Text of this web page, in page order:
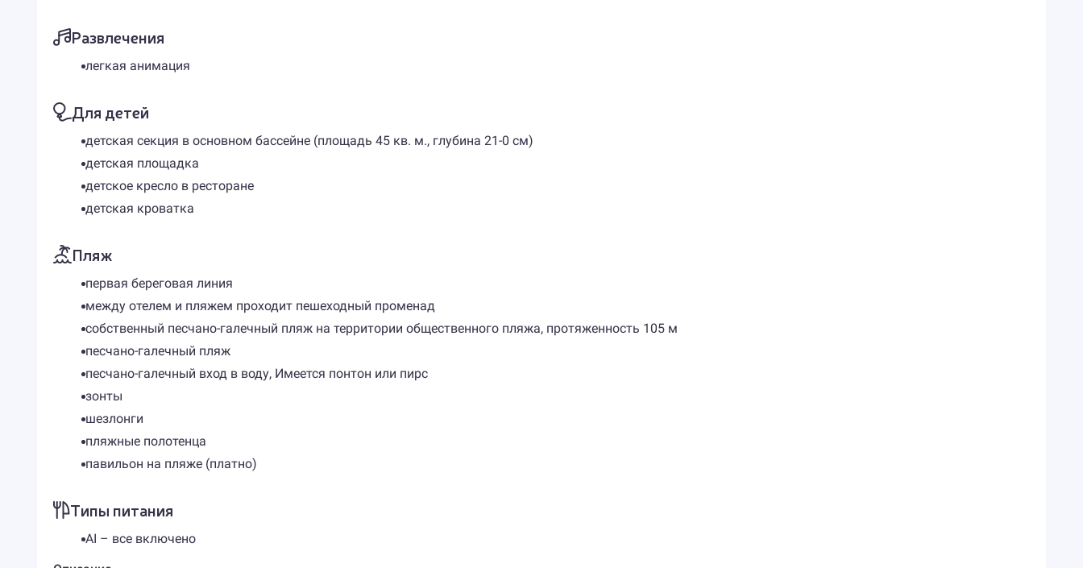
Развлечения
легкая анимация
Для детей
детская секция в основном бассейне (площадь 45 кв. м., глубина 21-0 см)
детская площадка
детское кресло в ресторане
детская кроватка
Пляж
первая береговая линия
между отелем и пляжем проходит пешеходный променад
собственный песчано-галечный пляж на территории общественного пляжа, протяженность 105 м
песчано-галечный пляж
песчано-галечный вход в воду, Имеется понтон или пирс
зонты
шезлонги
пляжные полотенца
павильон на пляже (платно)
Типы питания
AI – все включено